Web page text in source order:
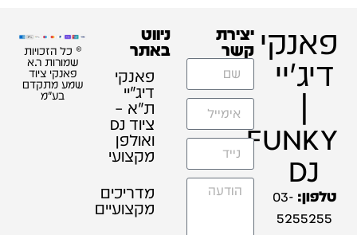
פאנקי
דיג'יי
|
FUNKY
DJ
טלפון: 03-
5255255
יצירת
קשר
ניווט
באתר
פאנקי
דיג׳יי
ת"א –
ציוד DJ
ואולפן
מקצועי
מדריכים
מקצועיים
© כל הזכויות
שמורות ר.א
פאנקי ציוד
שמע מתקדם
בע"מ